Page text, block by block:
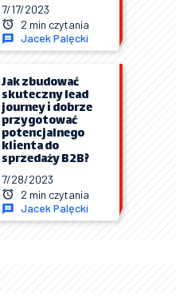
Jacek Palęcki
7/17/2023
2 min czytania
Jacek Palęcki
7/28/2023
2 min czytania
Jak zbudować
skuteczny lead
journey i dobrze
przygotować
potencjalnego
klienta do
sprzedaży B2B?